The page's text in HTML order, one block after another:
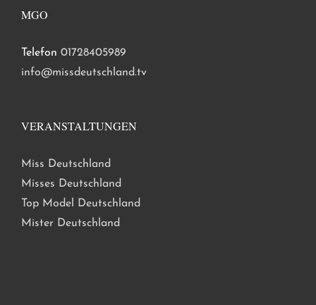
MGO
Telefon 01728405989
info@missdeutschland.tv
VERANSTALTUNGEN
Miss Deutschland
Misses Deutschland
Top Model Deutschland
Mister Deutschland